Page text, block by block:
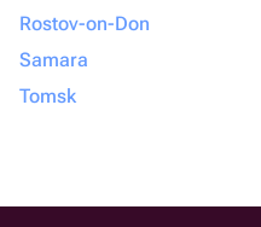
Rostov-on-Don
Samara
Tomsk